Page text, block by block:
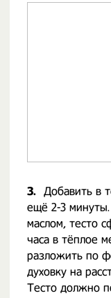
3. Добавить в
ещё 2-3 минуты.
маслом, тесто
часа в тёплое
разложить по
духовку на
Тесто должно